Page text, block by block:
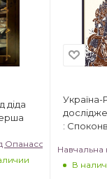
діда
Україна-
:
Навчальна
В